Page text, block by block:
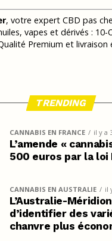
, votre expert CBD pas
vapes et dérivés : 10-
Premium et livraison
TRENDING
CANNABIS EN FRANCE il y a
L’amende «
500 euros par la loi
CANNABIS EN AUSTRALIE il
L’Australie-
d’identifier des
chanvre plus